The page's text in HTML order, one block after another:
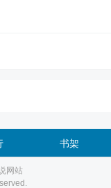
书架
网站